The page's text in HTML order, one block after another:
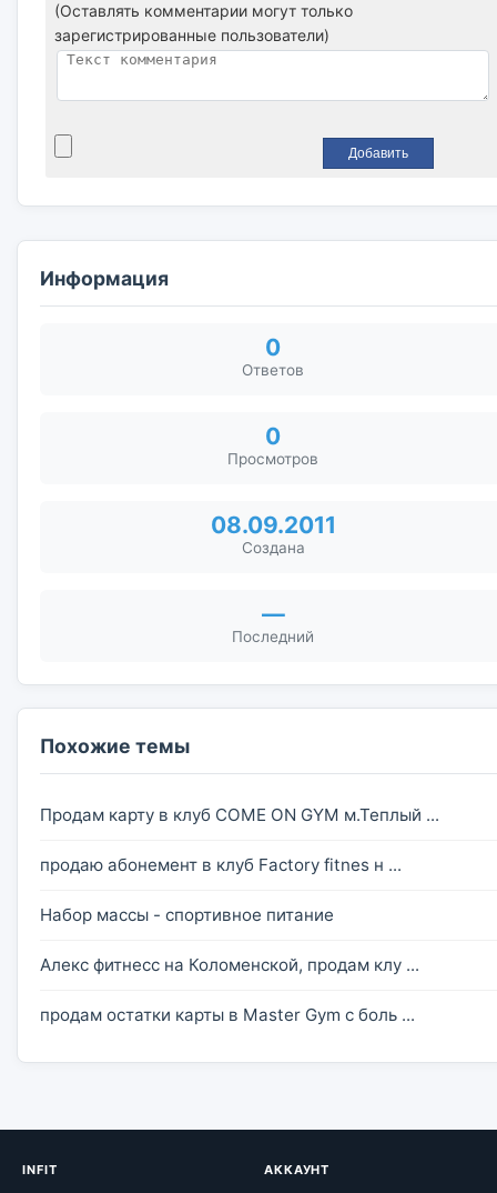
(Оставлять комментарии могут только
зарегистрированные пользователи)
Информация
0
Ответов
0
Просмотров
08.09.2011
Создана
—
Последний
Похожие темы
Продам карту в клуб COME ON GYM м.Теплый ...
продаю абонемент в клуб Factory fitnes н ...
Набор массы - спортивное питание
Алекс фитнесс на Коломенской, продам клу ...
продам остатки карты в Master Gym с боль ...
INFIT АККАУНТ